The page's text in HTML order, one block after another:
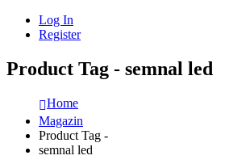
Log In
Register
Product Tag - semnal led
Home
Magazin
Product Tag -
semnal led